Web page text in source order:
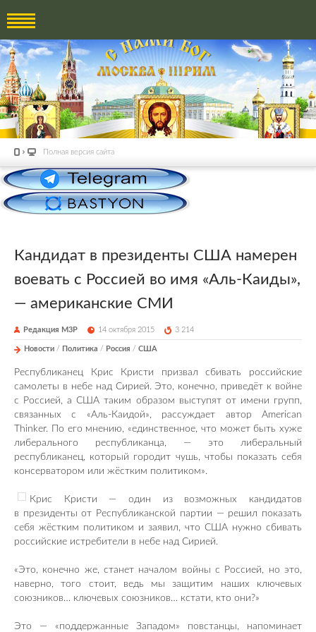
Полная версия сайта
Кандидат в президенты США намерен
воевать с Россией во имя «Аль-Каиды»,
— американские СМИ
Редакция М3Р 14 октября 2015 3 214
Новости / Политика / Россия / США
Республиканец Крис Кристи призвал сбивать российские
самолеты в небе над Сирией. Это, конечно, приведёт к войне
с Россией, а США таким образом выступят от имени групп,
связанных с «Аль-Каидой», рассуждает автор American
Thinker. По его мнению, «единственное, что может быть хуже
либерального республиканца, — это либеральный
республиканец, который городит чушь, чтобы показать себя
консерватором или жёстким политиком».
Крис Кристи — один из возможных кандидатов
в президенты от Республиканской партии — решил показать
себя жёстким политиком и заявил, что США нужно сбивать
российские истребители в небе над Сирией.
«Это, конечно же, станет началом войны с Россией, но это,
наверно, того стоит, ведь мы защитим наших ключевых
союзников… ключевых союзников… кстати, кто они?»
Это — «поддержанные Западом» повстанцы, напоминает